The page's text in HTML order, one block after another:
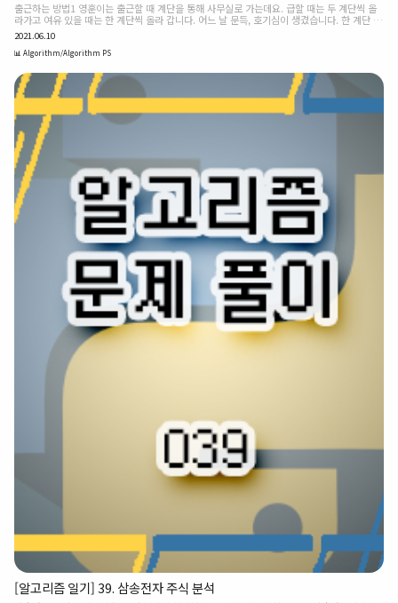
출근하는 방법1 영훈이는 출근할 때 계단을 통해 사무실로 가는데요. 급할 때는 두 계단씩 올
라가고 여유 있을 때는 한 계단씩 올라 갑니다. 어느 날 문득, 호기심이 생겼습니다. 한 계단 또
는 두 계단씩 올라가서 끝까지 올라가는 방법은 총 몇 가지가 있을까요? 계단 4개를 올라간다
고 가정하면, 이런 방법들이 있습니다. 1, 1, 1, 1 2, 1, 1 1, 2, 1 1, 1, 2 2, 2 총 5개 방법이
있네요. 함수 staircase는 파라미터로 계단 수 n을 받고, 올라갈 수 있는 방법의 수를 효율적
print(staircase(0)) print(staircase(6)) print(staircase(15)) ..
2021.06.10
📊 Algorithm/Algorithm PS
[알고리즘 일기] 39. 삼송전자 주식 분석